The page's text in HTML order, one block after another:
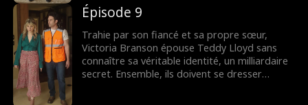
trouver leur fin heureuse.
Épisode 9
Trahie par son fiancé et sa propre sœur,
Victoria Branson épouse Teddy Lloyd sans
connaître sa véritable identité, un milliardaire
secret. Ensemble, ils doivent se dresser